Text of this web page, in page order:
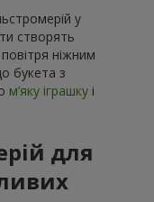
у
створять
ніжним
букета з
м’яку іграшку і
для